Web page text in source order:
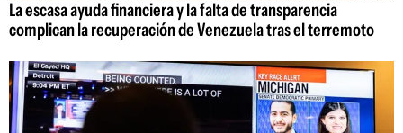
La escasa ayuda financiera y la falta de transparencia
complican la recuperación de Venezuela tras el terremoto